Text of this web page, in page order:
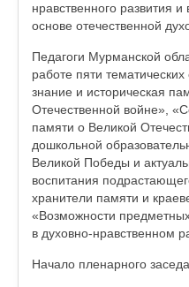
нравственного развития
основе отечественной
Педагоги Мурманской
работе пяти
знание и историческая
Отечественной войне»,
памяти о Великой
дошкольной
Великой Победы и
воспитания
хранители памяти и
«Возможности
в духовно-нравственном
Начало пленарного